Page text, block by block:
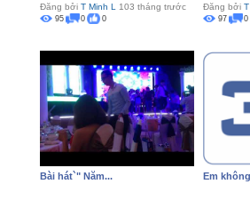
Đăng bởi T Minh L 103 tháng trước
95 0 0
Đăng bởi T
97 0
Bài hát`" Năm... Em